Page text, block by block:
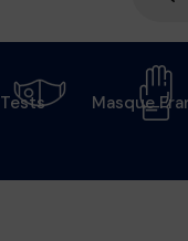
Tests Masque